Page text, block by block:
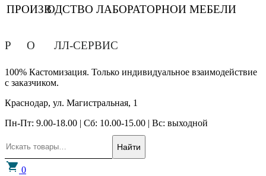
Р О ЛЛ-СЕРВИС
ПРОИЗВОДСТВО ЛАБОРАТОРНОЙ МЕБЕЛИ
100% Кастомизация. Только индивидуальное взаимодействие
с заказчиком.
Краснодар, ул. Магистральная, 1
Пн-Пт: 9.00-18.00 | Сб: 10.00-15.00 | Вс: выходной
Найти
0